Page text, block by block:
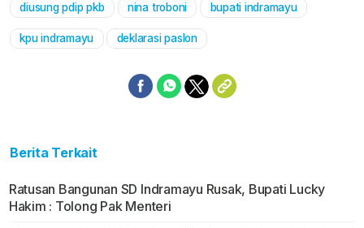
Mute
diusung pdip pkb nina troboni bupati indramayu
kpu indramayu deklarasi paslon
Berita Terkait
Ratusan Bangunan SD Indramayu Rusak, Bupati Lucky
Hakim : Tolong Pak Menteri